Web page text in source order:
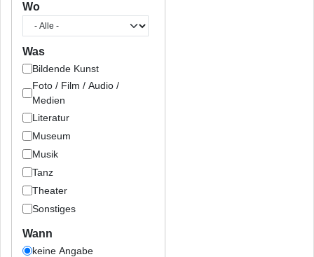
Wo
Was
Bildende Kunst
Foto / Film / Audio /
Medien
Literatur
Museum
Musik
Tanz
Theater
Sonstiges
Wann
keine Angabe